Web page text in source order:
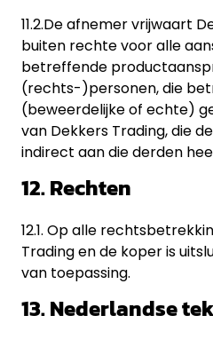
11.2.De afnemer vrijwaart
buiten rechte voor alle
betreffende
(rechts-)personen, die
(beweerdelijke of echte)
van Dekkers Trading, die
indirect aan die derden
12. Rechten
12.1. Op alle
Trading en de koper is
van toepassing.
13. Nederlandse